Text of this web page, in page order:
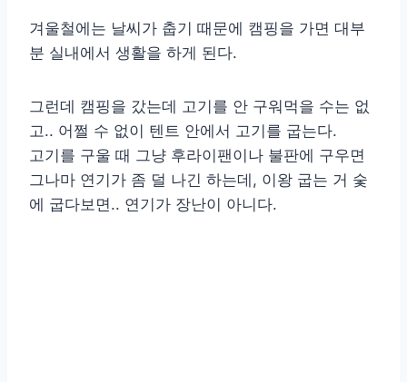
겨울철에는 날씨가 춥기 때문에 캠핑을 가면 대부
분 실내에서 생활을 하게 된다.
그런데 캠핑을 갔는데 고기를 안 구워먹을 수는 없
고.. 어쩔 수 없이 텐트 안에서 고기를 굽는다.
고기를 구울 때 그냥 후라이팬이나 불판에 구우면
그나마 연기가 좀 덜 나긴 하는데, 이왕 굽는 거 숯
에 굽다보면.. 연기가 장난이 아니다.